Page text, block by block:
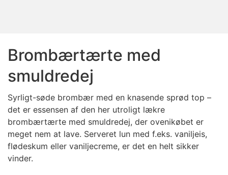
Brombærtærte med
smuldredej
Syrligt-søde brombær med en knasende sprød top –
det er essensen af den her utroligt lækre
brombærtærte med smuldredej, der ovenikøbet er
meget nem at lave. Serveret lun med f.eks. vaniljeis,
flødeskum eller vaniljecreme, er det en helt sikker
vinder.